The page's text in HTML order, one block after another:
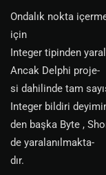
Ondalık nokta
için
Integer tipinden
Ancak Delphi proje-
si dahilinde tam
Integer bildiri
den başka Byte ,
de yaralanılmakta-
dır.